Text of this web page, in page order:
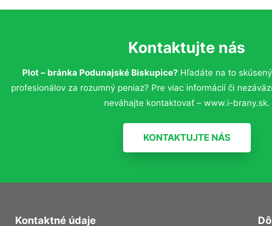
Kontaktujte nás
Plot – bránka Podunajské Biskupice? Hľadáte na to
profesionálov za rozumný peniaz? Pre viac informácií či
neváhajte kontaktovať – www.i-brany.sk.
KONTAKTUJTE NÁS
Kontaktné údaje